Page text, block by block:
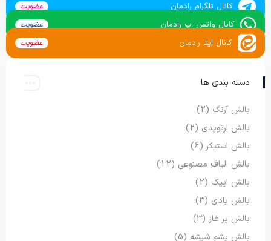
کانال تلگرام رادمان عضویت
کانال واتس اپ رادمان عضویت
کانال ایتا رادمان عضویت
دسته بندی ها
بالش آرنگ (2)
بالش ارتوپدی (2)
بالش استیکر (6)
بالش الیاف مصنوعی (12)
بالش ایپک (2)
بالش بادی (3)
بالش پر غاز (3)
بالش پشم شیشه (5)